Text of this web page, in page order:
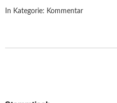
In Kategorie: Kommentar